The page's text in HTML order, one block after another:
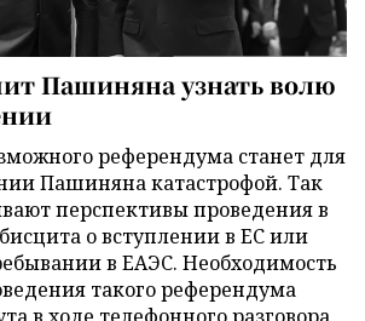
Пашиняна узнать волю
референдума станет для
Пашиняна катастрофой. Так
перспективы проведения в
о вступлении в ЕС или
в ЕАЭС. Необходимость
такого референдума